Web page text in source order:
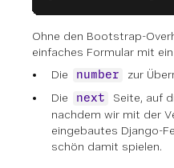
Ohne den Bootstrap-
einfaches Formular mit
Die
number
zur
Die
next
Seite, auf
nachdem wir mit der
eingebautes Django-
schön damit spielen.